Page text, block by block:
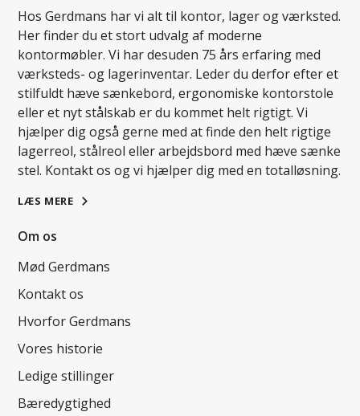
Hos Gerdmans har vi alt til kontor, lager og værksted.
Her finder du et stort udvalg af moderne
kontormøbler. Vi har desuden 75 års erfaring med
værksteds- og lagerinventar. Leder du derfor efter et
stilfuldt hæve sænkebord, ergonomiske kontorstole
eller et nyt stålskab er du kommet helt rigtigt. Vi
hjælper dig også gerne med at finde den helt rigtige
lagerreol, stålreol eller arbejdsbord med hæve sænke
stel. Kontakt os og vi hjælper dig med en totalløsning.
LÆS MERE
Om os
Mød Gerdmans
Kontakt os
Hvorfor Gerdmans
Vores historie
Ledige stillinger
Bæredygtighed